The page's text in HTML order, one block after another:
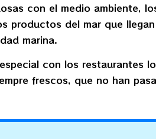
con el medio ambiente,
productos del mar que
marina.
con los restaurantes
frescos, que no han